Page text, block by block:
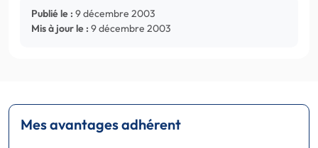
Publié le : 9 décembre 2003
Mis à jour le : 9 décembre 2003
Mes avantages adhérent